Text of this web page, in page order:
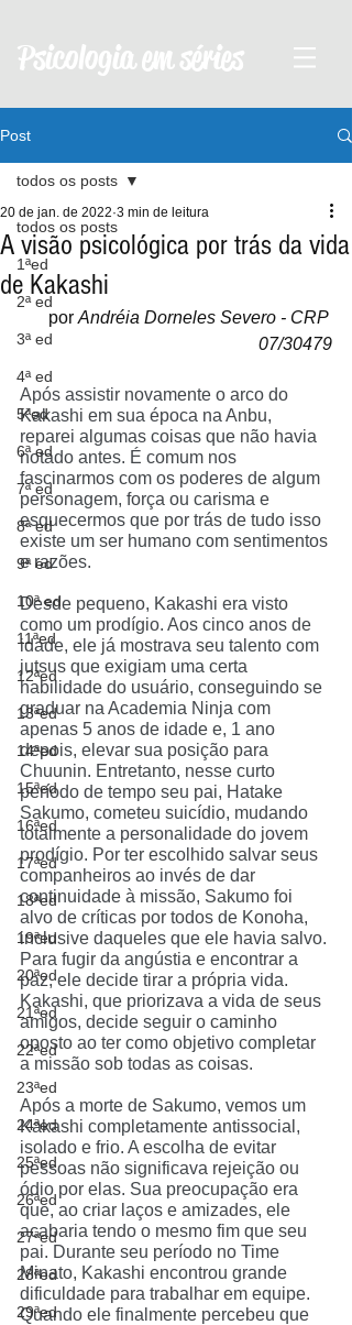
Psicologia em séries
Post
todos os posts
1ªed
2ª ed
3ª ed
4ª ed
5ªed
6ª ed
7ª ed
8ª ed
9ª ed
10ª ed
11ªed
12ªed
13ªed
14ªed
15ªed
16ªed
17ªed
18ªed
19ªed
20ªed
21ªed
22ªed
23ªed
24ªed
25ªed
26ªed
27ªed
28ªed
29ªed
todos os posts
A visão psicológica por trás da vida
de Kakashi
20 de jan. de 2022 3 min de leitura
por Andréia Dorneles Severo - CRP
07/30479
Após assistir novamente o arco do
Kakashi em sua época na Anbu,
reparei algumas coisas que não havia
notado antes. É comum nos
fascinarmos com os poderes de algum
personagem, força ou carisma e
esquecermos que por trás de tudo isso
existe um ser humano com sentimentos
e razões.
Desde pequeno, Kakashi era visto
como um prodígio. Aos cinco anos de
idade, ele já mostrava seu talento com
jutsus que exigiam uma certa
habilidade do usuário, conseguindo se
graduar na Academia Ninja com
apenas 5 anos de idade e, 1 ano
depois, elevar sua posição para
Chuunin. Entretanto, nesse curto
período de tempo seu pai, Hatake
Sakumo, cometeu suicídio, mudando
totalmente a personalidade do jovem
prodígio. Por ter escolhido salvar seus
companheiros ao invés de dar
continuidade à missão, Sakumo foi
alvo de críticas por todos de Konoha,
inclusive daqueles que ele havia salvo.
Para fugir da angústia e encontrar a
paz, ele decide tirar a própria vida.
Kakashi, que priorizava a vida de seus
amigos, decide seguir o caminho
oposto ao ter como objetivo completar
a missão sob todas as coisas.
Após a morte de Sakumo, vemos um
Kakashi completamente antissocial,
isolado e frio. A escolha de evitar
pessoas não significava rejeição ou
ódio por elas. Sua preocupação era
que, ao criar laços e amizades, ele
acabaria tendo o mesmo fim que seu
pai. Durante seu período no Time
Minato, Kakashi encontrou grande
dificuldade para trabalhar em equipe.
Quando ele finalmente percebeu que